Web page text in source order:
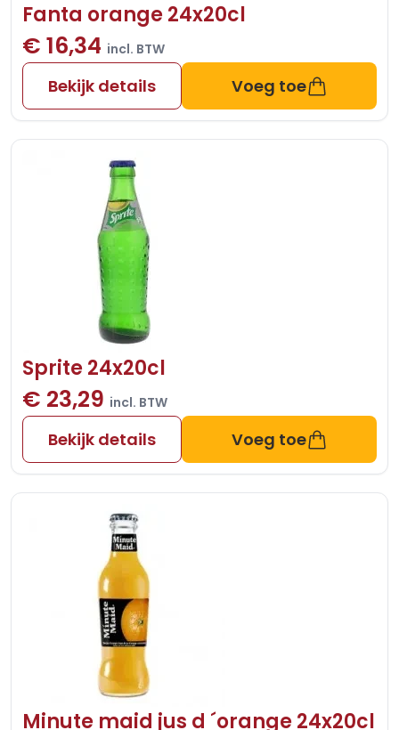
Fanta orange 24x20cl
€ 16,34 incl. BTW
Bekijk details Voeg toe
Sprite 24x20cl
€ 23,29 incl. BTW
Bekijk details Voeg toe
Minute maid jus d ´orange 24x20cl